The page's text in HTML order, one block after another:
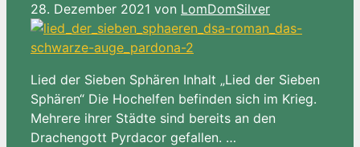
28. Dezember 2021 von LomDomSilver
Lied der Sieben Sphären Inhalt „Lied der Sieben
Sphären“ Die Hochelfen befinden sich im Krieg.
Mehrere ihrer Städte sind bereits an den
Drachengott Pyrdacor gefallen. …